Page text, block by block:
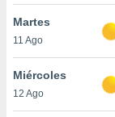
cookies
aceptar
Martes
11 Ago
Miércoles
12 Ago